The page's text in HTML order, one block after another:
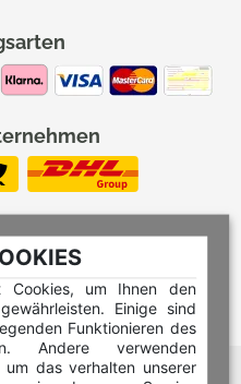
Cookies, um Ihnen den
Einige sind
Funktionieren des
Andere verwenden
um das verhalten unserer